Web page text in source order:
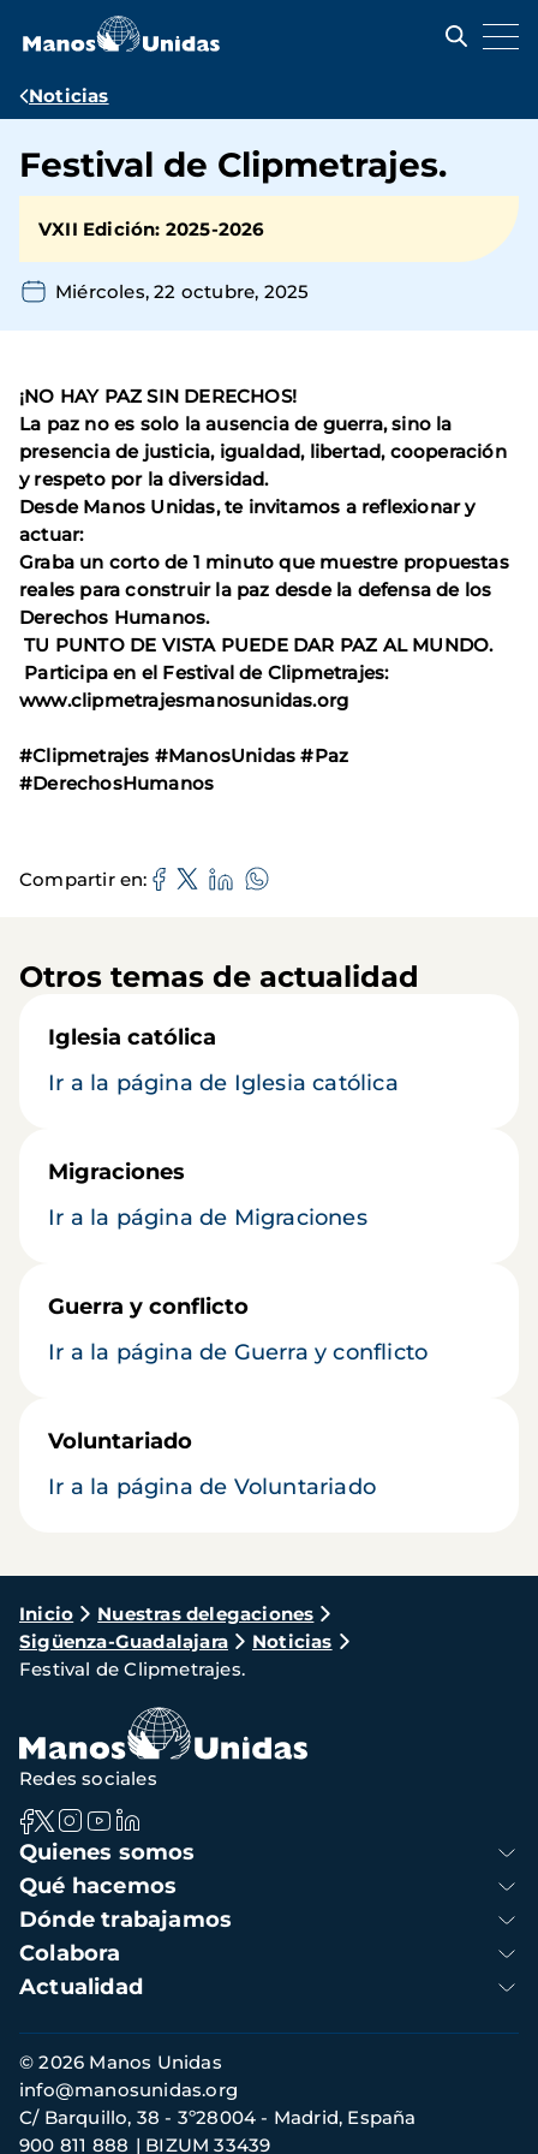
contenido
Ruta
navegación
Noticias
Festival de Clipmetrajes.
VXII Edición: 2025-2026
Miércoles, 22 octubre, 2025
¡NO HAY PAZ SIN DERECHOS!
La paz no es solo la ausencia de guerra, sino la
presencia de justicia, igualdad, libertad, cooperación
y respeto por la diversidad.
Desde Manos Unidas, te invitamos a reflexionar y
actuar:
Graba un corto de 1 minuto que muestre propuestas
reales para construir la paz desde la defensa de los
Derechos Humanos.
TU PUNTO DE VISTA PUEDE DAR PAZ AL MUNDO.
Participa en el Festival de Clipmetrajes:
www.clipmetrajesmanosunidas.org
#Clipmetrajes #ManosUnidas #Paz
#DerechosHumanos
Compartir en
Otros temas de actualidad
Iglesia católica
Ir a la página de Iglesia católica
Migraciones
Ir a la página de Migraciones
Guerra y conflicto
Ir a la página de Guerra y conflicto
Voluntariado
Ir a la página de Voluntariado
Ruta
de
navegación
Inicio
Nuestras delegaciones
Sigüenza-Guadalajara
Noticias
Festival de Clipmetrajes.
Navegación
principal
Quienes somos
Qué hacemos
Dónde trabajamos
Colabora
Actualidad
Redes sociales
Información
de
contacto
© 2026 Manos Unidas
C/ Barquillo, 38 - 3º28004 - Madrid, España
900 811 888
BIZUM 33439
info@manosunidas.org